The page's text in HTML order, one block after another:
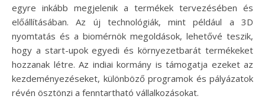
egyre inkább megjelenik a termékek tervezésében és
előállításában. Az új technológiák, mint például a 3D
nyomtatás és a biomérnök megoldások, lehetővé teszik,
hogy a start-upok egyedi és környezetbarát termékeket
hozzanak létre. Az indiai kormány is támogatja ezeket az
kezdeményezéseket, különböző programok és pályázatok
révén ösztönzi a fenntartható vállalkozásokat.